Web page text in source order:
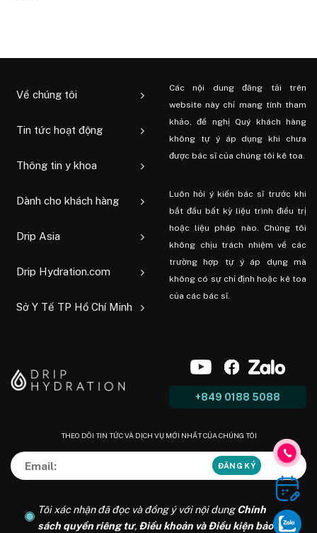
Về chúng tôi
Tin tức hoạt động
Thông tin y khoa
Dành cho khách hàng
Drip Asia
Drip Hydration.com
Sở Y Tế TP Hồ Chí Minh
Các nội dung đăng tải trên
website này chỉ mang tính tham
khảo, đề nghị Quý khách hàng
không tự ý áp dụng khi chưa
được bác sĩ của chúng tôi kê toa.
Luôn hỏi ý kiến ​​bác sĩ trước khi
bắt đầu bất kỳ liệu trình điều trị
hoặc liệu pháp nào. Chúng tôi
không chịu trách nhiệm về các
trường hợp tự ý áp dụng mà
không có sự chỉ định hoặc kê toa
của các bác sĩ.
+849 0188 5088
THEO DÕI TIN TỨC VÀ DỊCH VỤ MỚI NHẤT CỦA CHÚNG TÔI
Tôi xác nhận đã đọc và đồng ý với nội dungChính
sách quyền riêng tư, Điều khoản và Điều kiện bảo